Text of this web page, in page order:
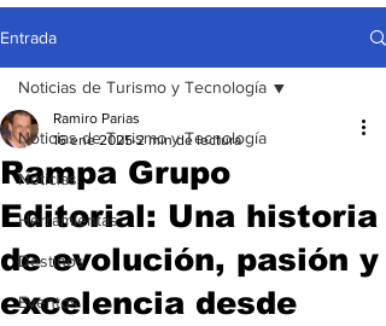
Entrada
Noticias de Turismo y Tecnología
Noticias
Herramientas
Destinos
Eventos
Noticias de Turismo y Tecnología
Rampa Grupo
Editorial: Una historia
de evolución, pasión y
excelencia desde
Ramiro Parias
16 ene 2025 2 min de lectura